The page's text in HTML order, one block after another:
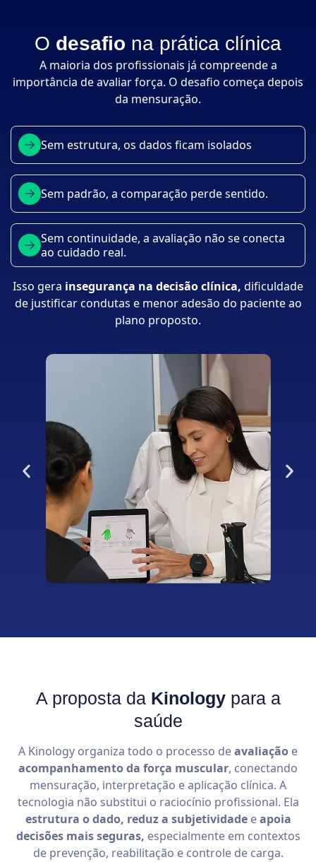
O desafio na prática clínica
A maioria dos profissionais já compreende a
importância de avaliar força. O desafio começa depois
da mensuração.
Sem estrutura, os dados ficam isolados
Sem padrão, a comparação perde sentido.
Sem continuidade, a avaliação não se conecta
ao cuidado real.
Isso gera insegurança na decisão clínica, dificuldade
de justificar condutas e menor adesão do paciente ao
plano proposto.
A proposta da Kinologypara a
saúde
A Kinology organiza todo o processo deavaliação e
acompanhamento da força muscular, conectando
mensuração, interpretação e aplicação clínica. A
tecnologia não substitui o raciocínio profissional. Ela
estrutura o dado, reduz a subjetividadeeapoia
decisões mais seguras, especialmente em contextos
de prevenção, reabilitação e controle de carga.